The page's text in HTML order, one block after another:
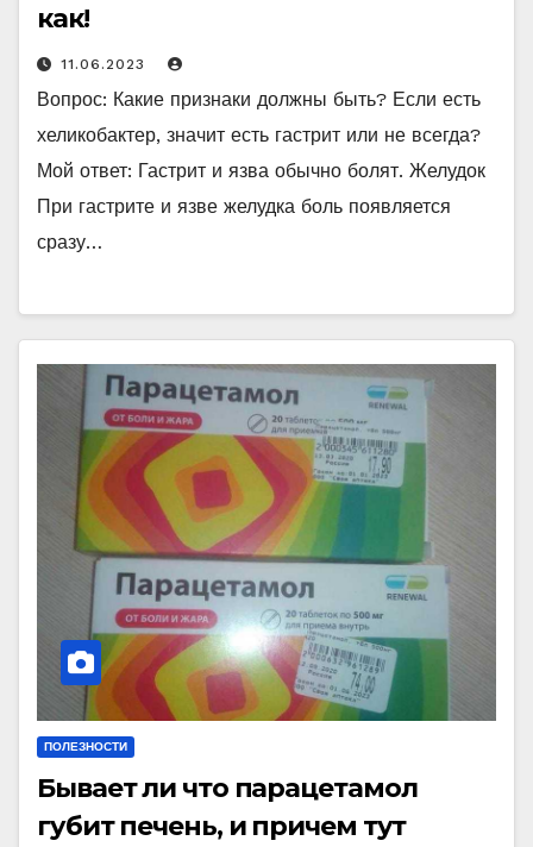
как!
11.06.2023
Вопрос: Какие признаки должны быть? Если есть
хеликобактер, значит есть гастрит или не всегда?
Мой ответ: Гастрит и язва обычно болят. Желудок
При гастрите и язве желудка боль появляется
сразу…
ПОЛЕЗНОСТИ
Бывает ли что парацетамол
губит печень, и причем тут